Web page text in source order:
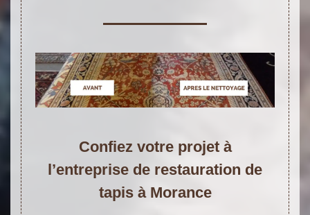
Confiez votre projet à
l’entreprise de restauration de
tapis à Morance